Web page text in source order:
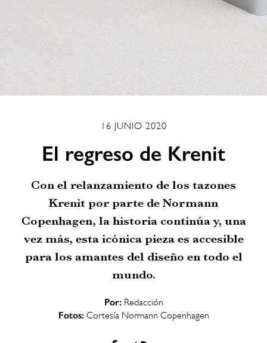
16 JUNIO 2020
El regreso de Krenit
Con el relanzamiento de los tazones
Krenit por parte de Normann
Copenhagen, la historia continúa y, una
vez más, esta icónica pieza es accesible
para los amantes del diseño en todo el
mundo.
Por: Redacción
Fotos: Cortesía Normann Copenhagen